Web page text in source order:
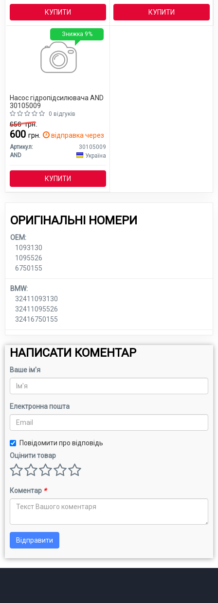
КУПИТИ КУПИТИ
Насос гідропідсилювача AND
30105009
0 відгуків
656грн.
600 грн. відправка через 2 дн.
Артикул:
30105009
AND
Україна
КУПИТИ
Знижка 9%
ОРИГІНАЛЬНІ НОМЕРИ
OEM:
1093130
1095526
6750155
BMW:
32411093130
32411095526
32416750155
НАПИСАТИ КОМЕНТАР
Ваше ім'я
Електронна пошта
Повідомити про відповідь
Оцінити товар
Коментар *
Відправити